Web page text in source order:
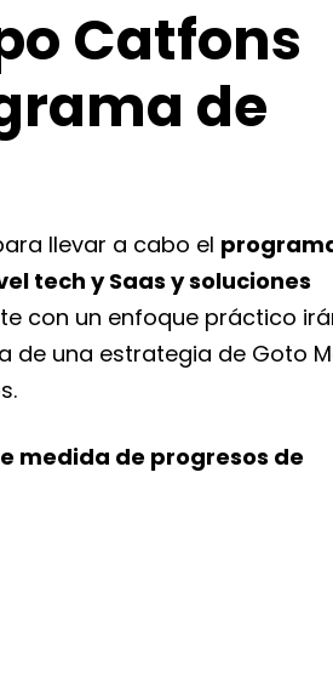
Catfons
de
llevar a cabo el
tech y Saas y soluciones
con un enfoque práctico
de una estrategia de Goto
medida de progresos de